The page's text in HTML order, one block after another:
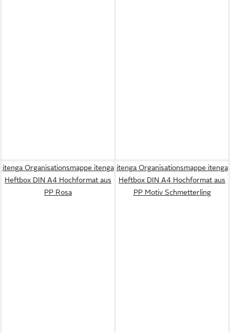
itenga Organisationsmappe itenga
Heftbox DIN A4 Hochformat aus
PP Rosa
itenga Organisationsmappe itenga
Heftbox DIN A4 Hochformat aus
PP Motiv Schmetterling